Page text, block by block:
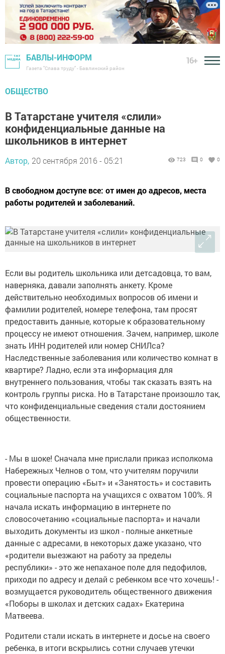
БАВЛЫ-ИНФОРМ
Газета "Слава труду" - Бавлинский район
16+
ОБЩЕСТВО
В Татарстане учителя «слили»
конфиденциальные данные на
школьников в интернет
Автор, 20 сентября 2016 - 05:21 723 0 0
В свободном доступе все: от имен до адресов, места
работы родителей и заболеваний.
Если вы родитель школьника или детсадовца, то вам,
наверняка, давали заполнять анкету. Кроме
действительно необходимых вопросов об имени и
фамилии родителей, номере телефона, там просят
предоставить данные, которые к образовательному
процессу не имеют отношения. Зачем, например, школе
знать ИНН родителей или номер СНИЛса?
Наследственные заболевания или количество комнат в
квартире? Ладно, если эта информация для
внутреннего пользования, чтобы так сказать взять на
контроль группы риска. Но в Татарстане произошло так,
что конфиденциальные сведения стали достоянием
общественности.
- Мы в шоке! Сначала мне прислали приказ исполкома
Набережных Челнов о том, что учителям поручили
провести операцию «Быт» и «Занятость» и составить
социальные паспорта на учащихся с охватом 100%. Я
начала искать информацию в интернете по
словосочетанию «социальные паспорта» и начали
выходить документы из школ - полные анкетные
данные с адресами, в некоторых даже указано, что
«родители выезжают на работу за пределы
республики» - это же непаханое поле для педофилов,
приходи по адресу и делай с ребенком все что хочешь! -
возмущается руководитель общественного движения
«Поборы в школах и детских садах» Екатерина
Матвеева.
Родители стали искать в интернете и досье на своего
ребенка, в итоги вскрылись сотни случаев утечки